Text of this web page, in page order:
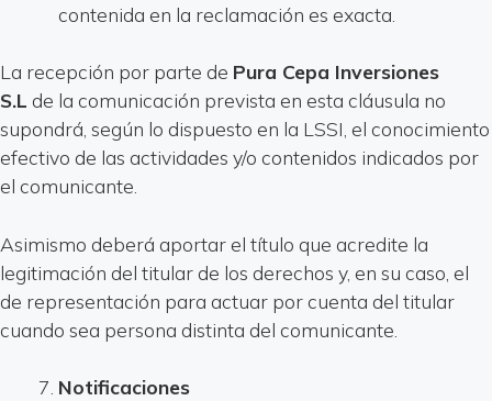
contenida en la reclamación es exacta.
La recepción por parte de Pura Cepa Inversiones
S.L de la comunicación prevista en esta cláusula no
supondrá, según lo dispuesto en la LSSI, el conocimiento
efectivo de las actividades y/o contenidos indicados por
el comunicante.
Asimismo deberá aportar el título que acredite la
legitimación del titular de los derechos y, en su caso, el
de representación para actuar por cuenta del titular
cuando sea persona distinta del comunicante.
Notificaciones